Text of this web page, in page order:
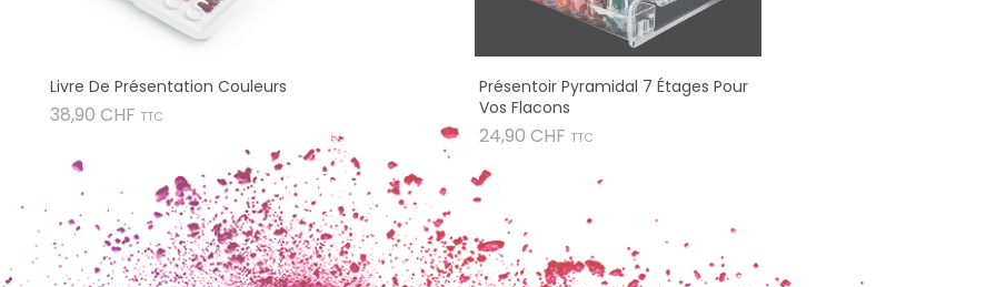
Livre De Présentation Couleurs
38,90 CHF Prix
TTC
Présentoir Pyramidal 7 Étages Pour
Vos Flacons
24,90 CHF Prix
TTC